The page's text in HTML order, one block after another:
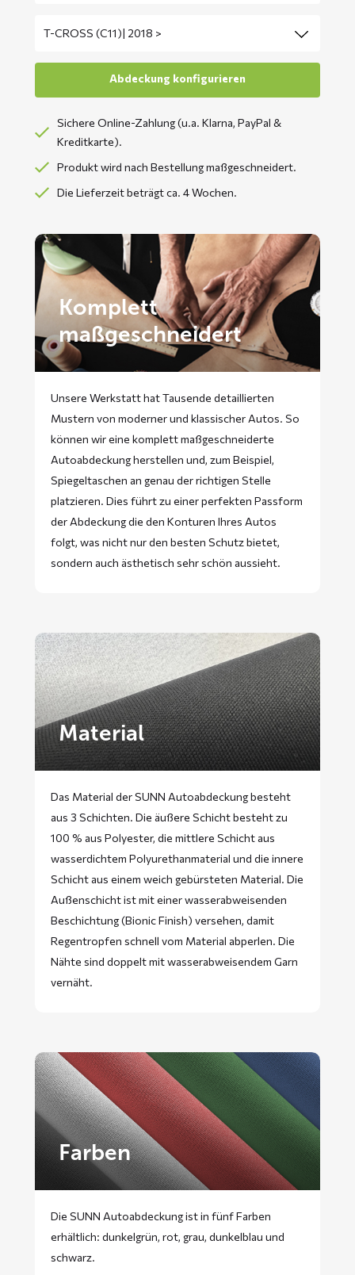
Sichere Online-Zahlung (u.a. Klarna, PayPal &
Kreditkarte).
Produkt wird nach Bestellung maßgeschneidert.
Die Lieferzeit beträgt ca. 4 Wochen.
Komplett
maßgeschneidert
Unsere Werkstatt hat Tausende detaillierten
Mustern von moderner und klassischer Autos. So
können wir eine komplett maßgeschneiderte
Autoabdeckung herstellen und, zum Beispiel,
Spiegeltaschen an genau der richtigen Stelle
platzieren. Dies führt zu einer perfekten Passform
der Abdeckung die den Konturen Ihres Autos
folgt, was nicht nur den besten Schutz bietet,
sondern auch ästhetisch sehr schön aussieht.
Material
Das Material der SUNN Autoabdeckung besteht
aus 3 Schichten. Die äußere Schicht besteht zu
100 % aus Polyester, die mittlere Schicht aus
wasserdichtem Polyurethanmaterial und die innere
Schicht aus einem weich gebürsteten Material. Die
Außenschicht ist mit einer wasserabweisenden
Beschichtung (Bionic Finish) versehen, damit
Regentropfen schnell vom Material abperlen. Die
Nähte sind doppelt mit wasserabweisendem Garn
vernäht.
Farben
Die SUNN Autoabdeckung ist in fünf Farben
erhältlich: dunkelgrün, rot, grau, dunkelblau und
schwarz.